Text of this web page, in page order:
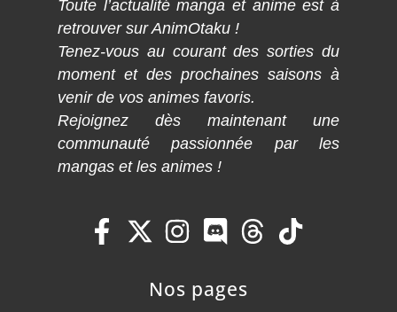
Toute l’actualité manga et anime est à
retrouver sur AnimOtaku !
Tenez-vous au courant des sorties du
moment et des prochaines saisons à
venir de vos animes favoris.
Rejoignez dès maintenant une
communauté passionnée par les
mangas et les animes !
Nos pages